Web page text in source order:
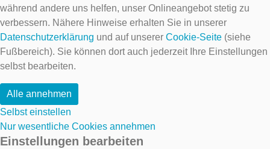
während andere uns helfen, unser Onlineangebot stetig zu
verbessern. Nähere Hinweise erhalten Sie in unserer
Datenschutzerklärung und auf unserer Cookie-Seite (siehe
Fußbereich). Sie können dort auch jederzeit Ihre Einstellungen
selbst bearbeiten.
Alle annehmen
Selbst einstellen
Nur wesentliche Cookies annehmen
Einstellungen bearbeiten